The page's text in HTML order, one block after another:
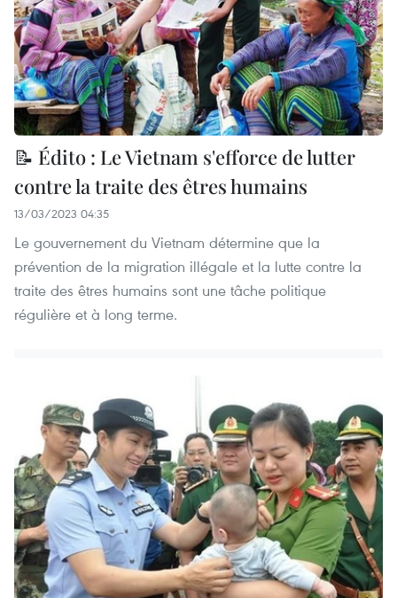
📝 Édito : Le Vietnam s'efforce de lutter
contre la traite des êtres humains
13/03/2023 04:35
Le gouvernement du Vietnam détermine que la
prévention de la migration illégale et la lutte contre la
traite des êtres humains sont une tâche politique
régulière et à long terme.